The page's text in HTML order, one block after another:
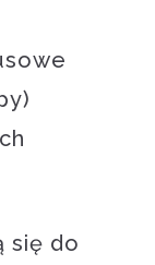
się do